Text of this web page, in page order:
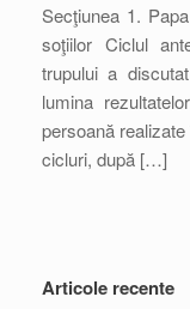
Secţiunea 1.
soţiilor Ciclul
trupului a
lumina
persoană
cicluri, după […]
Articole recente